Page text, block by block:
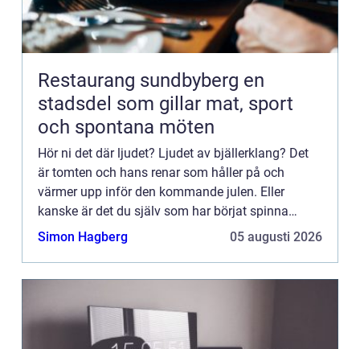
Restaurang sundbyberg en
stadsdel som gillar mat, sport
och spontana möten
Hör ni det där ljudet? Ljudet av bjällerklang? Det
är tomten och hans renar som håller på och
värmer upp inför den kommande julen. Eller
kanske är det du själv som har börjat spinna
jullå...
Simon Hagberg 05 augusti 2026